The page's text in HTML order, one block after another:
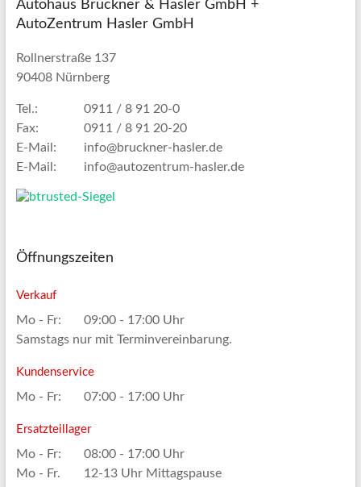
Autohaus Bruckner & Hasler GmbH +
AutoZentrum Hasler GmbH
Rollnerstraße 137
90408 Nürnberg
Tel.:
0911 / 8 91 20-0
Fax:
0911 / 8 91 20-20
E-Mail:
info@bruckner-hasler.de
E-Mail:
info@autozentrum-hasler.de
Öffnungszeiten
Verkauf
Mo - Fr:
09:00 - 17:00 Uhr
Samstags nur mit Terminvereinbarung.
Kundenservice
Mo - Fr: 07:00 - 17:00 Uhr
Ersatzteillager
Mo - Fr:
08:00 - 17:00 Uhr
Mo - Fr.
12-13 Uhr Mittagspause